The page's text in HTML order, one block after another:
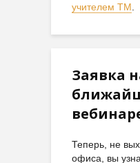
учителем ТМ.
Заявка
Теперь, не
офиса, вы